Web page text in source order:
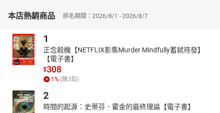
本店熱銷商品 排名期間：2026/8/1 - 2026/8/7
1
正念殺機【NETFLIX影集Murder Mindfully蓄弒待發】
【電子書】
$308
1 % (賺3點)
2
時間的起源：史蒂芬．霍金的最終理論【電子書】